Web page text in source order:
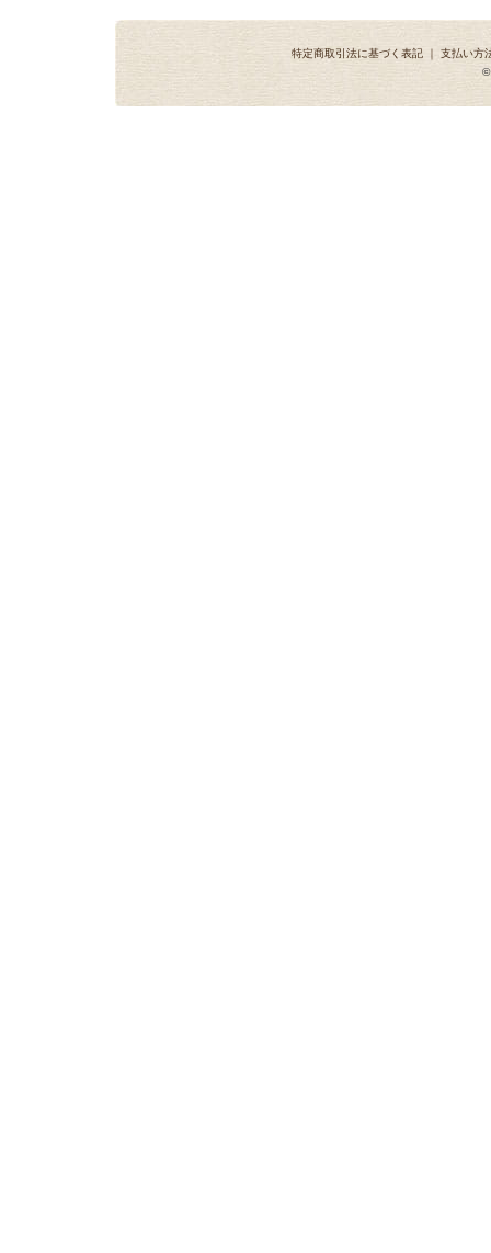
特定商取引法に基づく表記 ｜ 支払い方
©